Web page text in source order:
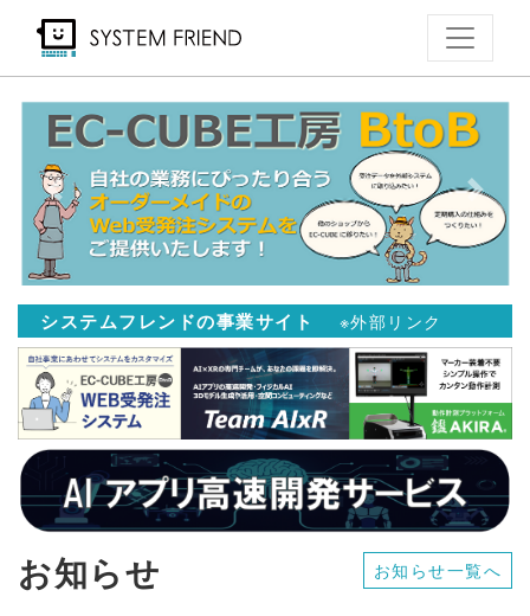
ン
動
Previous Next
システムフレンドの事業サイト ※外部リンク
お知らせ お知らせ一覧へ